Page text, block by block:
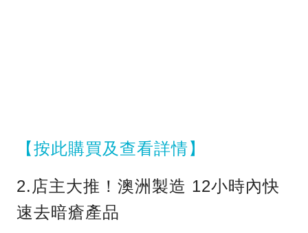
【按此購買及查看詳情】
2.店主大推！澳洲製造 12小時內快
速去暗瘡產品